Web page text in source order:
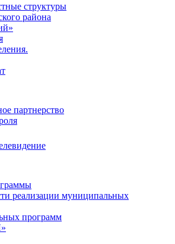
структуры
района
партнерство
реализации муниципальных
программ